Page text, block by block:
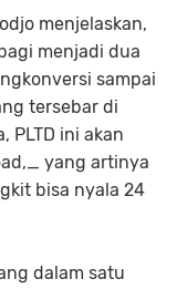
menjelaskan,
menjadi dua
sampai
tersebar di
PLTD ini akan
yang artinya
bisa nyala 24
dalam satu